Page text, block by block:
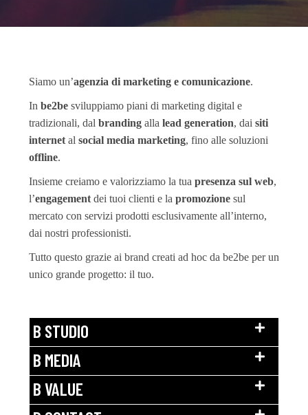
Siamo un’agenzia di marketing e comunicazione.
In be2be sviluppiamo piani di marketing digital e
tradizionali, dal branding alla lead generation, dai siti
internet al social media marketing, fino alle soluzioni
offline.
Insieme creiamo e valorizziamo la tua presenza sul web,
l’engagement dei tuoi clienti e la promozione sul
mercato con servizi prodotti esclusivamente all’interno,
dai nostri professionisti.
Tutto questo grazie ai brand creati ad hoc da be2be per un
unico grande progetto: il tuo.
B STUDIO
B MEDIA
B VALUE